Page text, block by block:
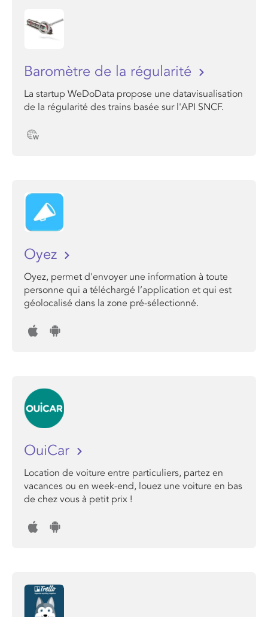
Baromètre de la régularité
La startup WeDoData propose une datavisualisation
de la régularité des trains basée sur l'API SNCF.
Oyez
Oyez, permet d'envoyer une information à toute
personne qui a téléchargé l’application et qui est
géolocalisé dans la zone pré-sélectionné.
OuiCar
Location de voiture entre particuliers, partez en
vacances ou en week-end, louez une voiture en bas
de chez vous à petit prix !